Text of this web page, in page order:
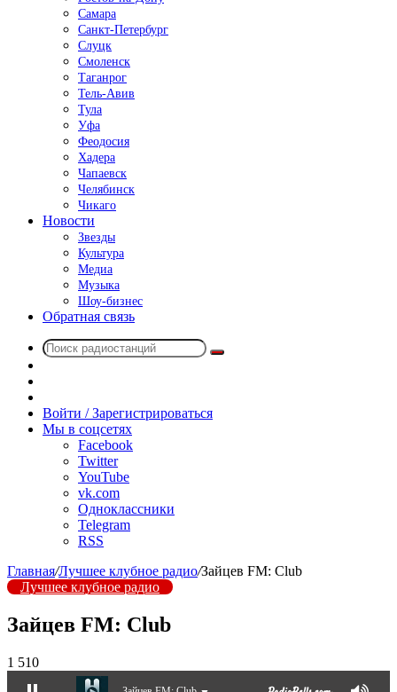
Самара
Санкт-Петербург
Слуцк
Смоленск
Таганрог
Тель-Авив
Тула
Уфа
Феодосия
Хадера
Чапаевск
Челябинск
Чикаго
Новости
Звезды
Культура
Медиа
Музыка
Шоу-бизнес
Обратная связь
Поиск
радио
Войти / Зарегистрироваться
Мы в соцсетях
Facebook
Twitter
YouTube
vk.com
Одноклассники
Telegram
RSS
Главная/Лучшее клубное радио/Зайцев FM: Club
Лучшее клубное радио
Зайцев FM: Club
1 510